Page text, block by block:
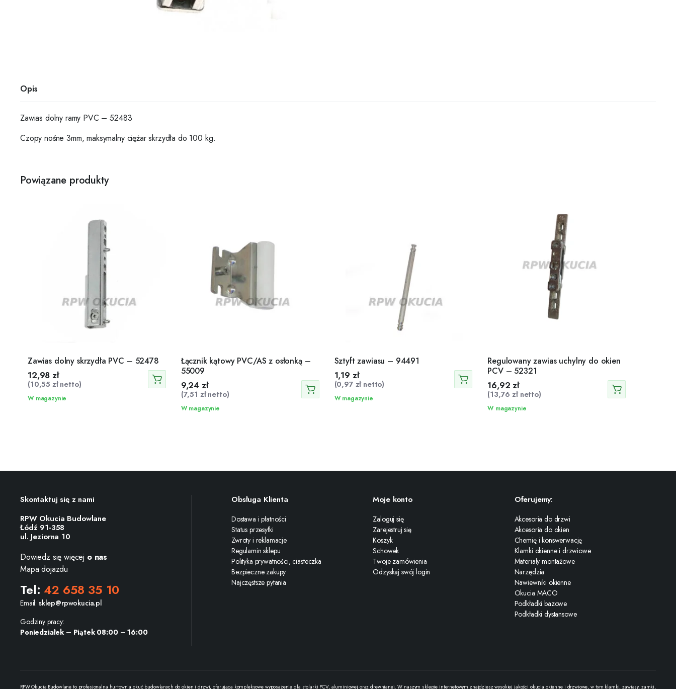
Opis
Zawias dolny ramy PVC – 52483
Czopy nośne 3mm, maksymalny ciężar skrzydła do 100 kg.
Powiązane produkty
Zawias dolny skrzydła PVC – 52478
12,98zł
(10,55 złnetto)
W magazynie
Łącznik kątowy PVC/AS z osłonką –
55009
9,24 zł
(7,51 złnetto)
W magazynie
Sztyft zawiasu – 94491
1,19 zł
(0,97 złnetto)
W magazynie
Regulowany zawias uchylny do okien
PCV – 52321
16,92zł
(13,76złnetto)
W magazynie
Skontaktuj się z nami
RPW Okucia Budowlane
Łódź 91-358
ul. Jeziorna 10
Dowiedz się więcej o nas
Mapa dojazdu
Tel:42 658 35 10
Email: sklep@rpwokucia.pl
Godziny pracy:
Poniedziałek – Piątek 08:00 – 16:00
Obsługa Klienta
Dostawa i płatności
Status przesyłki
Zwroty i reklamacje
Regulamin sklepu
Polityka prywatności, ciasteczka
Bezpieczne zakupy
Najczęstsze pytania
Moje konto
Zaloguj się
Zarejestruj się
Koszyk
Schowek
Twoje zamówienia
Odzyskaj swój login
Oferujemy:
Akcesoria do drzwi
Akcesoria do okien
Chemię i konswerwację
Klamki okienne i drzwiowe
Materiały montażowe
Narzędzia
Nawiewniki okienne
Okucia MACO
Podkładki bazowe
Podkładki dystansowe
RPW Okucia Budowlane to profesjonalna hurtownia okuć budowlanych do okien i drzwi, oferująca kompleksowe wyposażenie dla stolarki PCV, aluminiowej oraz drewnianej. W naszym sklepie internetowym znajdziesz wysokiej jakości okucia okienne i drzwiowe, w tym klamki, zawiasy, zamki,